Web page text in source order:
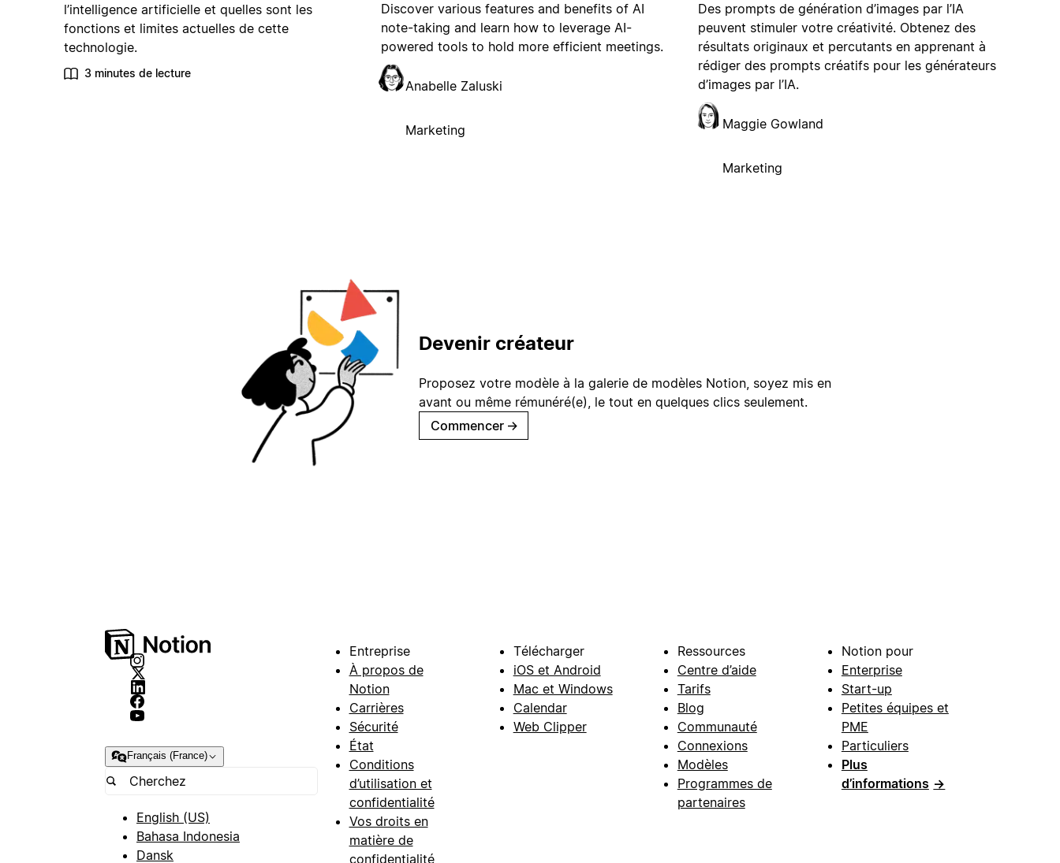
l’intelligence artificielle et quelles sont les
fonctions et limites actuelles de cette
technologie.
3 minutes de lecture
Discover various features and benefits of AI
note-taking and learn how to leverage AI-
powered tools to hold more efficient meetings.
Anabelle Zaluski
Marketing
Des prompts de génération d’images par l’IA
peuvent stimuler votre créativité. Obtenez des
résultats originaux et percutants en apprenant à
rédiger des prompts créatifs pour les générateurs
d’images par l’IA.
Maggie Gowland
Marketing
Devenir créateur
Proposez votre modèle à la galerie de modèles Notion, soyez mis en
avant ou même rémunéré(e), le tout en quelques clics seulement.
Commencer →
Français (France)
English (US)
Bahasa Indonesia
Dansk
Entreprise
À propos de
Notion
Carrières
Sécurité
État
Conditions
d’utilisation et
confidentialité
Vos droits en
matière de
confidentialité
Télécharger
iOS et Android
Mac et Windows
Calendar
Web Clipper
Ressources
Centre d’aide
Tarifs
Blog
Communauté
Connexions
Modèles
Programmes de
partenaires
Notion pour
Enterprise
Start-up
Petites équipes et
PME
Particuliers
Plus
d’informations →